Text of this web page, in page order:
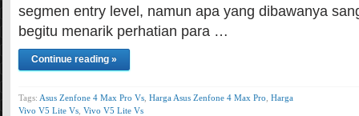
segmen entry level, namun apa yang dibawanya
begitu menarik perhatian para …
Continue reading »
Tags: Asus Zenfone 4 Max Pro Vs, Harga Asus Zenfone 4 Max Pro Harga
Vivo V5 Lite Vs, Vivo V5 Lite Vs